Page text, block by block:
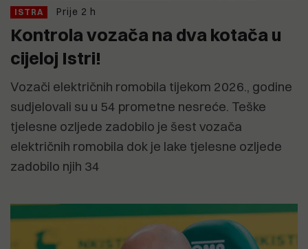
ISTRA Prije 2 h
Kontrola vozača na dva kotača u
cijeloj Istri!
Vozači električnih romobila tijekom 2026., godine
sudjelovali su u 54 prometne nesreće. Teške
tjelesne ozljede zadobilo je šest vozača
električnih romobila dok je lake tjelesne ozljede
zadobilo njih 34